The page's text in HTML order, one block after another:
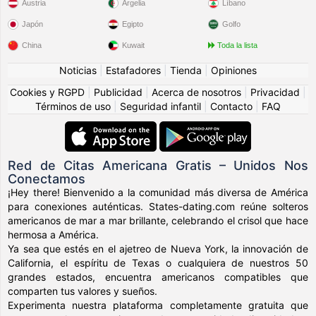
Austria
Japón
China
Argelia
Egipto
Kuwait
Líbano
Golfo
Toda la lista
Noticias Estafadores Tienda
Opiniones
Cookies y RGPD
Publicidad Acerca de nosotros Privacidad
Términos de uso
Seguridad infantil Contacto FAQ
Red de Citas Americana Gratis – Unidos Nos
Conectamos
¡Hey there! Bienvenido a la comunidad más diversa de América
para conexiones auténticas. States-dating.com reúne solteros
americanos de mar a mar brillante, celebrando el crisol que hace
hermosa a América.
Ya sea que estés en el ajetreo de Nueva York, la innovación de
California, el espíritu de Texas o cualquiera de nuestros 50
grandes estados, encuentra americanos compatibles que
comparten tus valores y sueños.
Experimenta nuestra plataforma completamente gratuita que